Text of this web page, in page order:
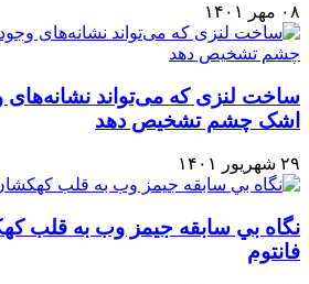
۰۸ مهر ۱۴۰۱
ساخت لنزی که می‌تواند نشانه‌های
اشک چشم تشخیص دهد
۲۹ شهریور ۱۴۰۱
نگاه بي سابقه جيمز وب به قلب
فانتوم